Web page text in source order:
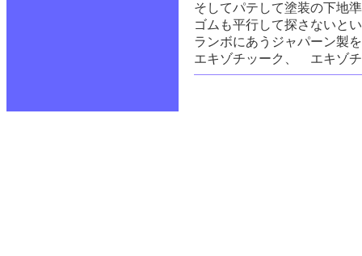
そしてパテして塗装の下地
ゴムも平行して探さないと
ランボにあうジャパーン製
エキゾチッーク、 エキゾ